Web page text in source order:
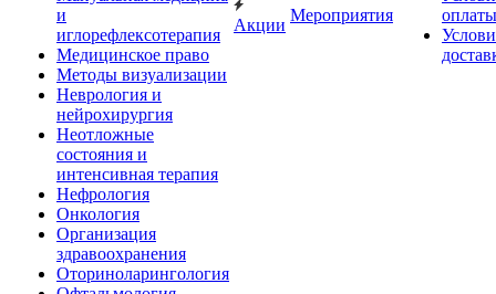
и
иглорефлексотерапия
Медицинское право
Методы визуализации
Неврология и
нейрохирургия
Неотложные
состояния и
интенсивная терапия
Нефрология
Онкология
Организация
здравоохранения
Оториноларингология
Акции
Мероприятия
оплаты